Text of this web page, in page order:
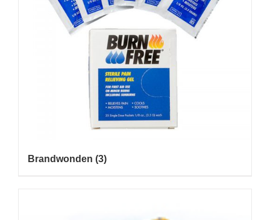
Brandwonden (3)